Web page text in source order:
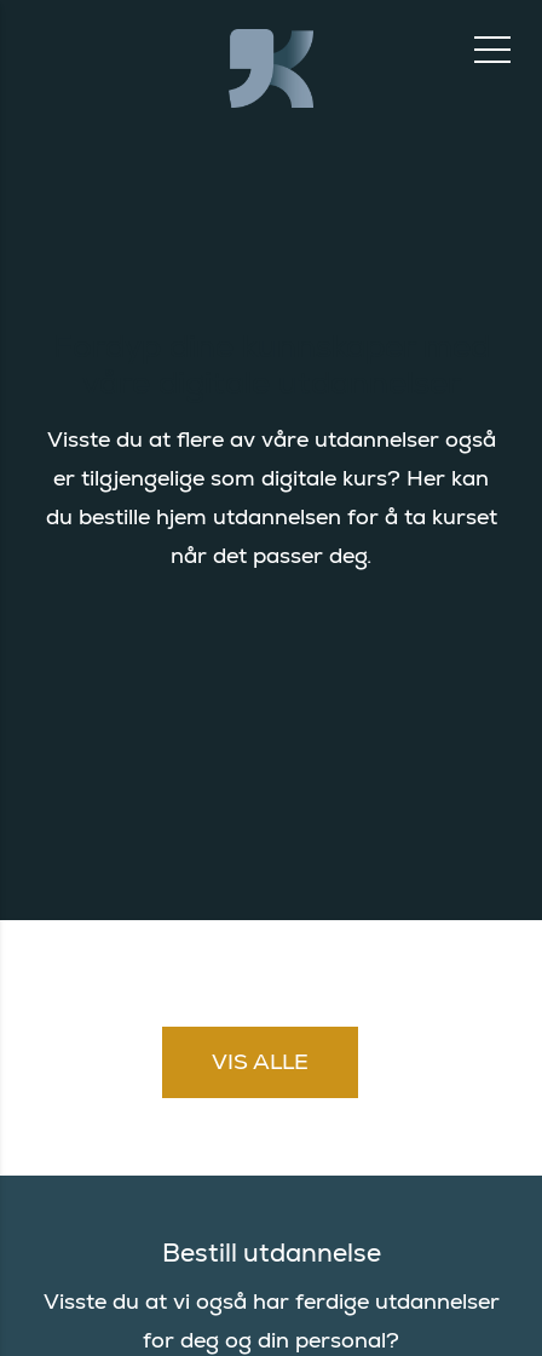
Visste du at flere av våre utdannelser også
er tilgjengelige som digitale kurs? Her kan
du bestille hjem utdannelsen for å ta kurset
når det passer deg.
VIS ALLE
Bestill utdannelse
Visste du at vi også har ferdige utdannelser
for deg og din personal?